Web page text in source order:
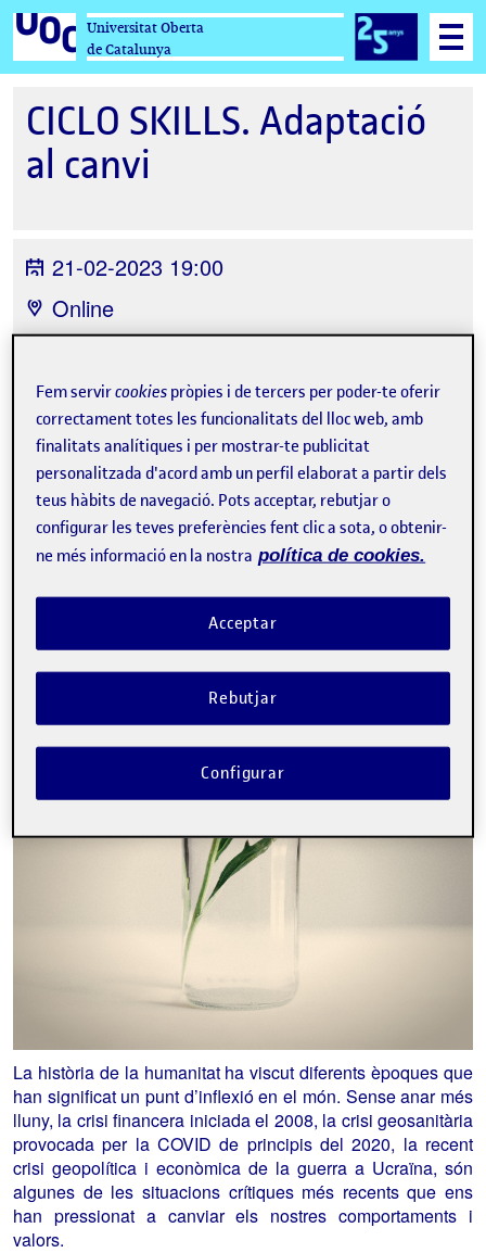
Universitat Oberta
de Catalunya
CICLO SKILLS. Adaptació
al canvi
21-02-2023 19:00
Online
Catalunya
La inscripció ha finalitzat.
Inscriure-s'hi
Sobre l'esdeveniment
La història de la humanitat ha viscut diferents èpoques que
han significat un punt d’inflexió en el món. Sense anar més
lluny, la crisi financera iniciada el 2008, la crisi geosanitària
provocada per la COVID de principis del 2020, la recent
crisi geopolítica i econòmica de la guerra a Ucraïna, són
algunes de les situacions crítiques més recents que ens
han pressionat a canviar els nostres comportaments i
valors.
Fem servircookies pròpies i de tercers per poder-te oferir
correctament totes les funcionalitats del lloc web, amb
finalitats analítiques i per mostrar-te publicitat
personalitzada d'acord amb un perfil elaborat a partir dels
teus hàbits de navegació. Pots acceptar, rebutjar o
configurar les teves preferències fent clic a sota, o obtenir-
ne més informació en la nostra política de cookies.
Rebutjar
Acceptar
Configurar